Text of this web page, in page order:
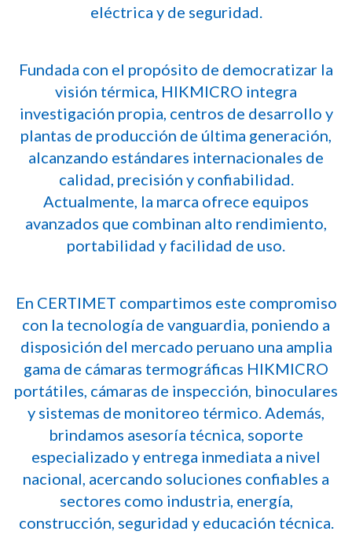
eléctrica y de seguridad.
Fundada con el propósito de democratizar la
visión térmica, HIKMICRO integra
investigación propia, centros de desarrollo y
plantas de producción de última generación,
alcanzando estándares internacionales de
calidad, precisión y confiabilidad.
Actualmente, la marca ofrece equipos
avanzados que combinan alto rendimiento,
portabilidad y facilidad de uso.
En CERTIMET compartimos este compromiso
con la tecnología de vanguardia, poniendo a
disposición del mercado peruano una amplia
gama de cámaras termográficas HIKMICRO
portátiles, cámaras de inspección, binoculares
y sistemas de monitoreo térmico. Además,
brindamos asesoría técnica, soporte
especializado y entrega inmediata a nivel
nacional, acercando soluciones confiables a
sectores como industria, energía,
construcción, seguridad y educación técnica.